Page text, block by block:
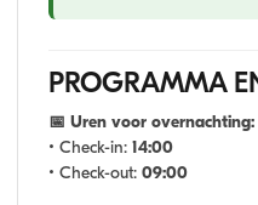
PROGRAMMA
📅 Uren voor overnachting:
• Check-in: 14:00
• Check-out: 09:00